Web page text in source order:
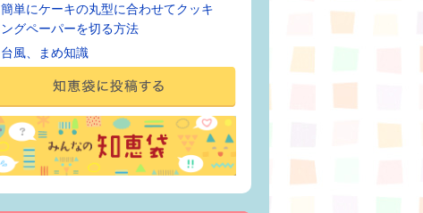
簡単にケーキの丸型に合わせてクッキ
ングペーパーを切る方法
台風、まめ知識